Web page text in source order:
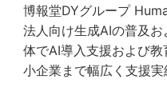
博報堂DYグループ
法人向け生成AIの普及
体でAI導入支援および
小企業まで幅広く支援実